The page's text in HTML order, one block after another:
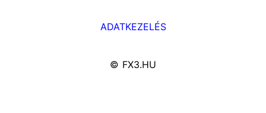
ADATKEZELÉS
© FX3.HU